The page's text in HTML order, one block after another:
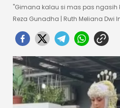
"Gimana kalau si mas pas ngasih
Reza Gunadha | Ruth Meliana Dwi